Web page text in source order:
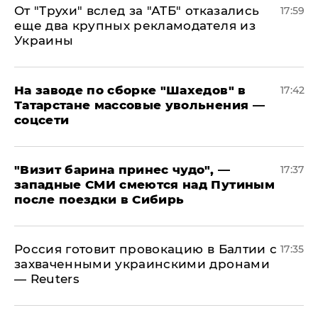
От "Трухи" вслед за "АТБ" отказались
еще два крупных рекламодателя из
Украины
17:59
На заводе по сборке "Шахедов" в
Татарстане массовые увольнения —
соцсети
17:42
"Визит барина принес чудо", —
западные СМИ смеются над Путиным
после поездки в Сибирь
17:37
​Россия готовит провокацию в Балтии с
захваченными украинскими дронами
— Reuters
17:35